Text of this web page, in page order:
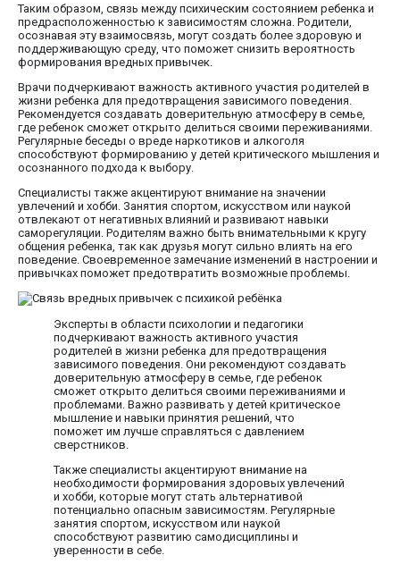
Таким образом, связь между психическим состоянием ребенка и
предрасположенностью к зависимостям сложна. Родители,
осознавая эту взаимосвязь, могут создать более здоровую и
поддерживающую среду, что поможет снизить вероятность
формирования вредных привычек.
Врачи подчеркивают важность активного участия родителей в
жизни ребенка для предотвращения зависимого поведения.
Рекомендуется создавать доверительную атмосферу в семье,
где ребенок сможет открыто делиться своими переживаниями.
Регулярные беседы о вреде наркотиков и алкоголя
способствуют формированию у детей критического мышления и
осознанного подхода к выбору.
Специалисты также акцентируют внимание на значении
увлечений и хобби. Занятия спортом, искусством или наукой
отвлекают от негативных влияний и развивают навыки
саморегуляции. Родителям важно быть внимательными к кругу
общения ребенка, так как друзья могут сильно влиять на его
поведение. Своевременное замечание изменений в настроении и
привычках поможет предотвратить возможные проблемы.
Эксперты в области психологии и педагогики
подчеркивают важность активного участия
родителей в жизни ребенка для предотвращения
зависимого поведения. Они рекомендуют создавать
доверительную атмосферу в семье, где ребенок
сможет открыто делиться своими переживаниями и
проблемами. Важно развивать у детей критическое
мышление и навыки принятия решений, что
поможет им лучше справляться с давлением
сверстников.
Также специалисты акцентируют внимание на
необходимости формирования здоровых увлечений
и хобби, которые могут стать альтернативой
потенциально опасным зависимостям. Регулярные
занятия спортом, искусством или наукой
способствуют развитию самодисциплины и
уверенности в себе.